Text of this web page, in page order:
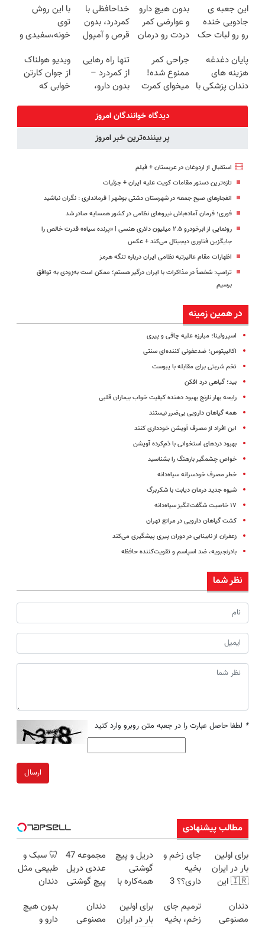
روزه ساخت!
پر کن◖
سبک و مقاوم |
پرداخت قسطی
این جعبه ی
جادویی خنده
رو رو لبات حک
خرید40%تخفیف
بدون هیچ دارو
و عوارضی کمر
دردت رو درمان
(پرسش‌نامه)
خداحافظی با
کمردرد، بدون
قرص و آمپول
با این روش
توی
خونه،سفیدی و
برگردون
(40%off)
پایان دغدغه
هزینه های
دندان پزشکی با
جراحی کمر
ممنوع شده!
میخوای کمرت
درمان کنی؟
((پرسش‌نامه))
تنها راه رهایی
از کمردرد –
بدون دارو،
«فرم پر کن»
ویدیو هولناک
از جوان کارتن
خوابی که
دیدگاه خوانندگان امروز
پر بیننده‌ترین خبر امروز
استقبال از اردوغان در عربستان + فیلم
تازه‌ترین دستور مقامات کویت علیه ایران + جزئیات
انفجارهای صبح جمعه در شهرستان دشتی بوشهر | فرمانداری : نگران نباشید
فوری؛ فرمان آماده‌باش نیروهای نظامی در کشور همسایه صادر شد
رونمایی از ابرخودرو ۲.۵ میلیون دلاری هنسی | «پرنده سیاه» قدرت خالص را
جایگزین فناوری دیجیتال می‌کند + عکس
اظهارات مقام عالیرتبه نظامی ایران درباره تنگه هرمز
ترامپ: شخصاً در مذاکرات با ایران درگیر هستم؛ ممکن است به‌زودی به توافق
برسیم
در همین زمینه
اسپرولینا؛ مبارزه علیه چاقی و پیری
اکالیپتوس؛ ضدعفونی کننده‌ای سنتی
تخم شربتی برای مقابله با یبوست
بید؛ گیاهی درد افکن
رایحه بهار نارنج بهبود دهنده کیفیت خواب بیماران قلبی
همه گیاهان دارویی بی‌ضرر نیستند
این افراد از مصرف آویشن خودداری کنند
بهبود دردهای استخوانی با دَم‌کرده آویشن
خواص چشمگیر بارهنگ را بشناسید
خطر مصرف خودسرانه سیاه‌دانه
شیوه جدید درمان دیابت با شکربرگ
۱۷ خاصیت شگفت‌انگیز سیاه‌دانه
کشت گیاهان دارویی در مراتع تهران
زعفران از نابینایی در دوران پیری پیشگیری می‌کند
بادرنجبویه، ضد اسپاسم و تقویت‌کننده‌ حافظه
نظر شما
* لطفا حاصل عبارت را در جعبه متن روبرو وارد کنید
ارسال
مطالب پیشنهادی
برای اولین
بار در ایران
🇮🇷 این
ترمیم کننده
23 روزه
جای زخم و
بخیه
داری؟؟ 3
محوش کن!
دریل و پیچ
گوشتی
همه‌کاره با
هوشمند ⚙️
(نصف
مجموعه 47
عددی دریل
پیچ گوشتی
(تخفیف به
مدت
🦷 سبک و
طبیعی مثل
دندان
نصب آسان
و پرداخت
دندان
مصنوعی
ترمیم جای
زخم، بخیه
برای اولین
بار در ایران
دندان
مصنوعی
بدون هیچ
دارو و